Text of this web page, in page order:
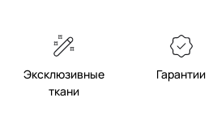
Эксклюзивные
ткани
Гарантии